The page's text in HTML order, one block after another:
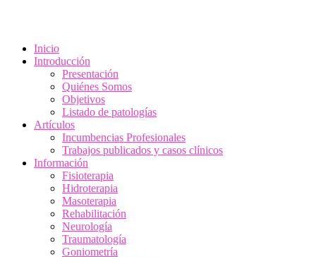
Inicio
Introducción
Presentación
Quiénes Somos
Objetivos
Listado de patologías
Artículos
Incumbencias Profesionales
Trabajos publicados y casos clínicos
Información
Fisioterapia
Hidroterapia
Masoterapia
Rehabilitación
Neurología
Traumatología
Goniometría